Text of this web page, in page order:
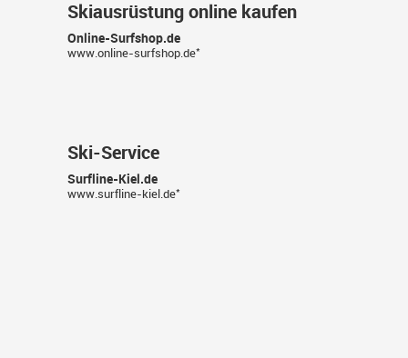
Skiausrüstung online kaufen
Online-Surfshop.de
www.online-surfshop.de*
Ski-Service
Surfline-Kiel.de
www.surfline-kiel.de*